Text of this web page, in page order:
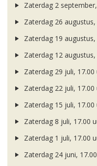
Zaterdag 2
Zaterdag 26
Zaterdag 19
Zaterdag 12
Zaterdag 29 juli, 17.00
Zaterdag 22 juli, 17.00
Zaterdag 15 juli, 17.00
Zaterdag 8 juli, 17.00
Zaterdag 1 juli, 17.00
Zaterdag 24 juni,